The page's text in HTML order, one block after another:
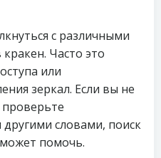
с различными
Часто это
или
зеркал. Если вы не
словами, поиск
помочь.